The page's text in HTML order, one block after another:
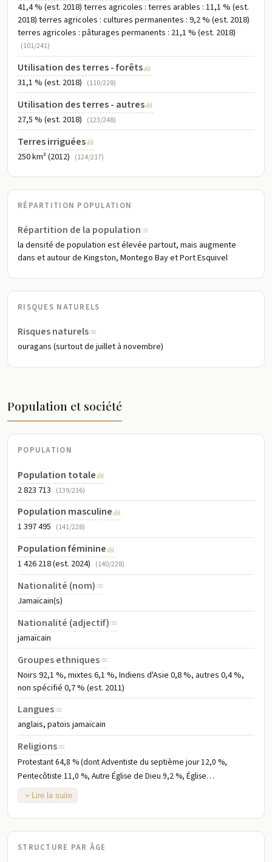
41,4 % (est. 2018) terres agricoles : terres arables : 11,1 % (est.
2018) terres agricoles : cultures permanentes : 9,2 % (est. 2018)
terres agricoles : pâturages permanents : 21,1 % (est. 2018)
(101/241)
Utilisation des terres - forêts
31,1 % (est. 2018) (110/228)
Utilisation des terres - autres
27,5 % (est. 2018) (123/248)
Terres irriguées
250 km² (2012) (124/217)
RÉPARTITION POPULATION
Répartition de la population
la densité de population est élevée partout, mais augmente
dans et autour de Kingston, Montego Bay et Port Esquivel
RISQUES NATURELS
Risques naturels
ouragans (surtout de juillet à novembre)
Population et société
POPULATION
Population totale
2 823 713 (139/236)
Population masculine
1 397 495 (141/228)
Population féminine
1 426 218 (est. 2024) (140/228)
Nationalité (nom)
Jamaïcain(s)
Nationalité (adjectif)
jamaïcain
Groupes ethniques
Noirs 92,1 %, mixtes 6,1 %, Indiens d'Asie 0,8 %, autres 0,4 %,
non spécifié 0,7 % (est. 2011)
Langues
anglais, patois jamaïcain
Religions
Protestant 64,8 % (dont Adventiste du septième jour 12,0 %,
Pentecôtiste 11,0 %, Autre Église de Dieu 9,2 %, Église
néotestamentaire de Dieu 7,2 %, Baptiste 6,7 %, Église de Dieu en
Jamaïque 4,8 %, Église de Dieu de la prophétie 4,5 %, Anglican 2,8
%, Église unie 2,1 %, Méthodiste 1,6 %, Revivaliste 1,4 %, Frères 0,9
% et Morave 0,7 %), Catholique romain 2,2 %, Témoin de Jéhovah
1,9 %, Rastafarien 1,1 %, autre 6,5 %, aucune 21,3 %, non spécifiée
Lire la suite
STRUCTURE PAR ÂGE